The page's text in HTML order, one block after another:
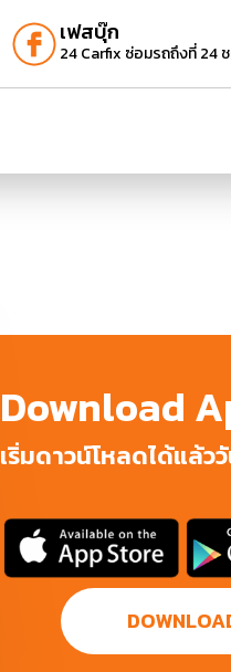
เฟสบุ๊ก
24 Carfix ซ่อมรถถึงที่ 24
Download
เริ่มดาวน์โหลดได้แล้ว